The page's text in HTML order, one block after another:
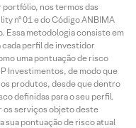
portfólio, nos termos das
nº 01 e do Código ANBIMA
Essa metodologia consiste em
perfil de investidor
uma pontuação de risco
Investimentos, de modo que
produtos, desde que dentro
definidas para o seu perfil.
os serviços objeto deste
sua pontuação de risco atual